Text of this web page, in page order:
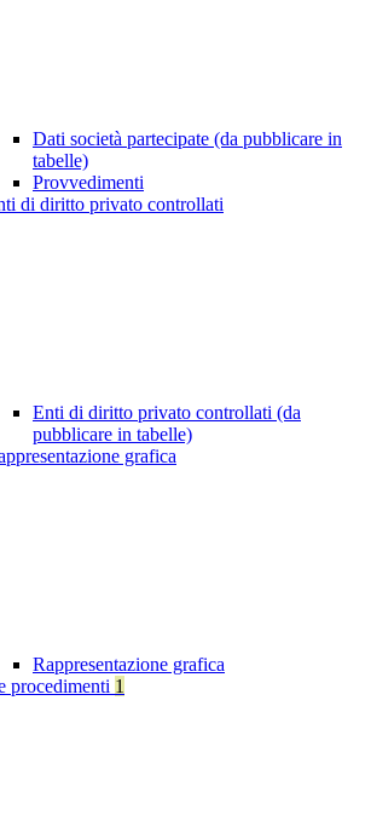
Dati società partecipate (da pubblicare in
tabelle)
Provvedimenti
di diritto privato controllati
Enti di diritto privato controllati (da
pubblicare in tabelle)
grafica
Rappresentazione grafica
procedimenti 1